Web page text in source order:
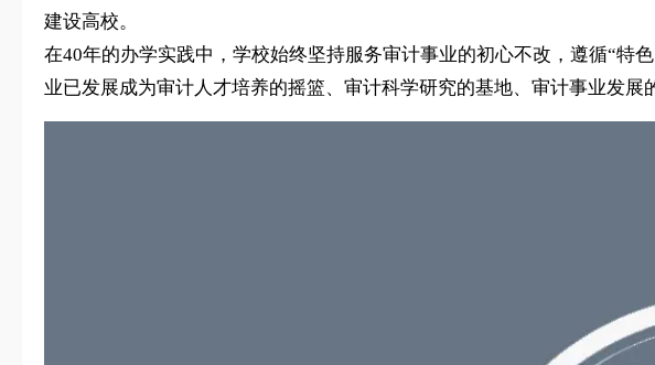
建设高校。
在40年的办学实践中，学校始终坚持服务审计事业的初心不改，遵循“特
业已发展成为审计人才培养的摇篮、审计科学研究的基地、审计事业发展